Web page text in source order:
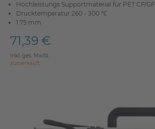
Hochleistungs Supportmaterial für PET CF/GF
Drucktemperatur 260 - 300 ℃
1.75 mm
71,39 €
inkl. ges. MwSt.
ausverkauft